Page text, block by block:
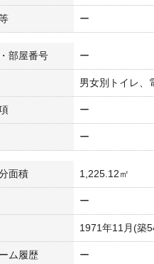
ー
部屋番号 ー
男女別トイレ、
ー
ー
面積 1,225.12㎡
ー
1971年11月(築
ム履歴 ー